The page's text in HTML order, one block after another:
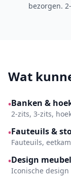
bezorgen.
Wat
•Banken &
2-zits, 3-zits,
•Fauteuils &
Fauteuils,
•Design
Iconische